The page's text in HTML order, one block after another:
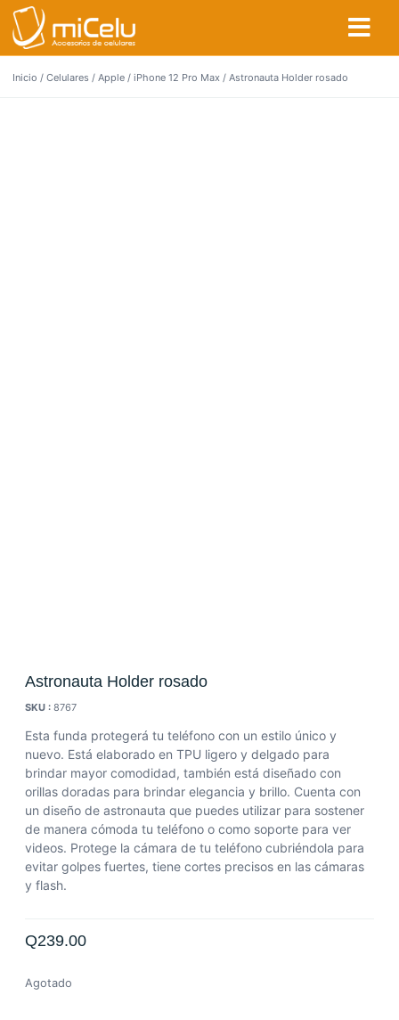
Inicio / Celulares / Apple / iPhone 12 Pro Max / Astronauta Holder rosado
Astronauta Holder rosado
SKU : 8767
Esta funda protegerá tu teléfono con un estilo único y
nuevo. Está elaborado en TPU ligero y delgado para
brindar mayor comodidad, también está diseñado con
orillas doradas para brindar elegancia y brillo. Cuenta con
un diseño de astronauta que puedes utilizar para sostener
de manera cómoda tu teléfono o como soporte para ver
videos. Protege la cámara de tu teléfono cubriéndola para
evitar golpes fuertes, tiene cortes precisos en las cámaras
y flash.
Q239.00
Agotado